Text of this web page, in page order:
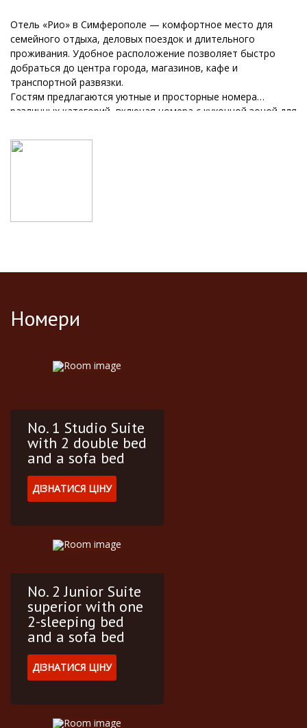
Отель «Рио» в Симферополе — комфортное место для
семейного отдыха, деловых поездок и длительного
проживания. Удобное расположение позволяет быстро
добраться до центра города, магазинов, кафе и
транспортной развязки.
Гостям предлагаются уютные и просторные номера
различных категорий, включая номера с кухонной зоной для
каждом номере есть Wi-Fi, кондиционер, телевизор,
холодильник и всё необходимое для отдыха после дороги
отчётные документы при выезде.
выбором для проживания в Симферополе.
Номери
No. 1 Studio Suite
with 2 double bed
and a sofa bed
ДІЗНАТИСЯ ЦІНУ
No. 2 Junior Suite
superior with one
2-sleeping bed
and a sofa bed
ДІЗНАТИСЯ ЦІНУ